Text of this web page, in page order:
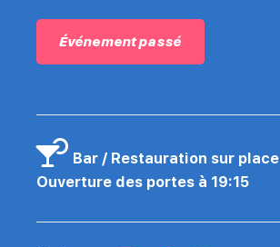
Événement passé
Bar / Restauration sur place
Ouverture des portes à 19:15